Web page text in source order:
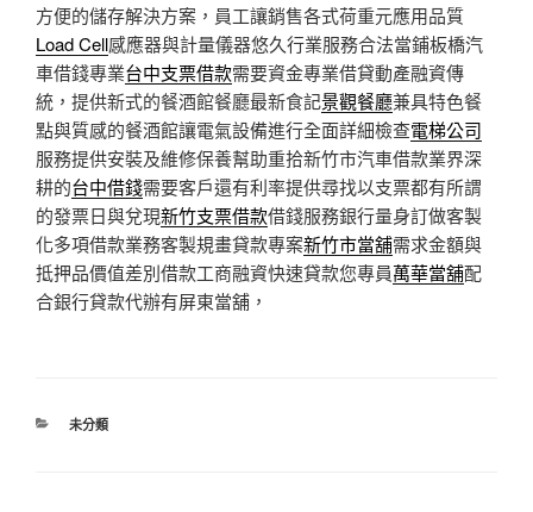
方便的儲存解決方案，員工讓銷售各式荷重元應用品質
Load Cell感應器與計量儀器悠久行業服務合法當鋪板橋汽
車借錢專業台中支票借款需要資金專業借貸動產融資傳
統，提供新式的餐酒館餐廳最新食記景觀餐廳兼具特色餐
點與質感的餐酒館讓電氣設備進行全面詳細檢查電梯公司
服務提供安裝及維修保養幫助重拾新竹市汽車借款業界深
耕的台中借錢需要客戶還有利率提供尋找以支票都有所謂
的發票日與兌現新竹支票借款借錢服務銀行量身訂做客製
化多項借款業務客製規畫貸款專案新竹市當舖需求金額與
抵押品價值差別借款工商融資快速貸款您專員萬華當舖配
合銀行貸款代辦有屏東當舖，
分
未分類